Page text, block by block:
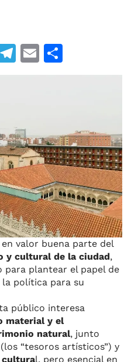
T
el
a
m
E
m o
ar
ti
r
valor buena parte del
y cultural de la ciudad,
para plantear el papel de
política para su
público interesa
material y el
natural, junto
“tesoros artísticos”) y
cultural, pero esencial en